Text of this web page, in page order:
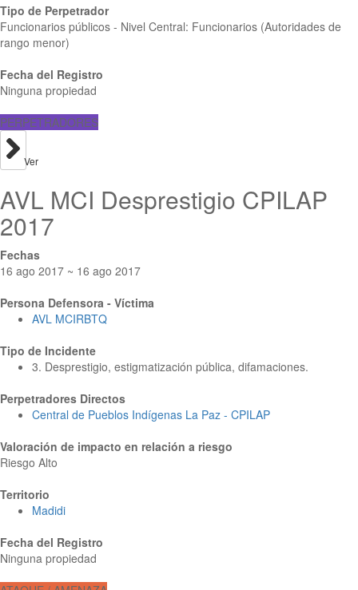
Tipo de Perpetrador
Funcionarios públicos - Nivel Central: Funcionarios (Autoridades de
rango menor)
Fecha del Registro
Ninguna propiedad
PERPETRADORES
Ver
AVL MCI Desprestigio CPILAP
2017
Fechas
16 ago 2017 ~ 16 ago 2017
Persona Defensora - Víctima
AVL MCIRBTQ
Tipo de Incidente
3. Desprestigio, estigmatización pública, difamaciones.
Perpetradores Directos
Central de Pueblos Indígenas La Paz - CPILAP
Valoración de impacto en relación a riesgo
Riesgo Alto
Territorio
Madidi
Fecha del Registro
Ninguna propiedad